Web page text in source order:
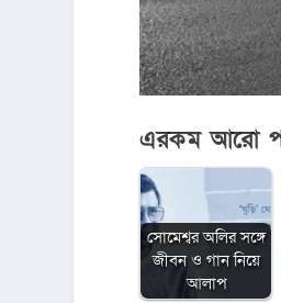
এরকম আরো
সোমেশ্বর অলির সঙ্গে
জীবন ও গান নিয়ে
আলাপ